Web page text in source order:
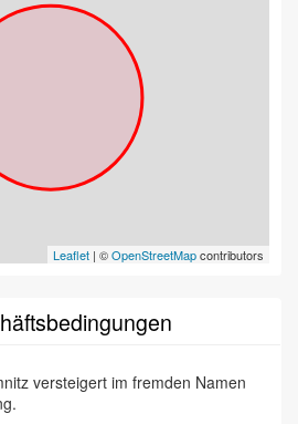
Leaflet | ©OpenStreetMapcontributors
versteigert im fremden Namen